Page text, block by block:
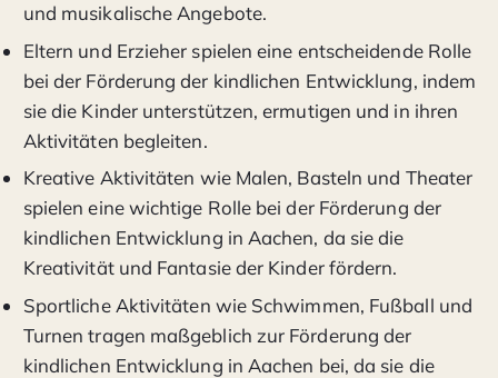
und musikalische Angebote.
Eltern und Erzieher spielen eine entscheidende Rolle
bei der Förderung der kindlichen Entwicklung, indem
sie die Kinder unterstützen, ermutigen und in ihren
Aktivitäten begleiten.
Kreative Aktivitäten wie Malen, Basteln und Theater
spielen eine wichtige Rolle bei der Förderung der
kindlichen Entwicklung in Aachen, da sie die
Kreativität und Fantasie der Kinder fördern.
Sportliche Aktivitäten wie Schwimmen, Fußball und
Turnen tragen maßgeblich zur Förderung der
kindlichen Entwicklung in Aachen bei, da sie die